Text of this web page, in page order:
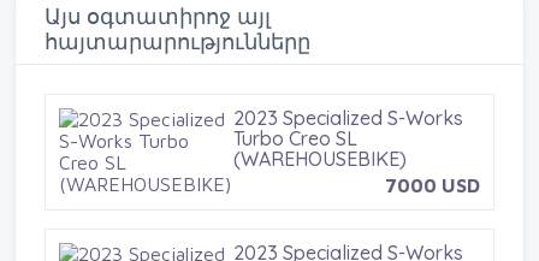
o
k
r
e
s
Այս օգտատիրոջ այլ
հայտարարությունները
2023 Specialized S-Works
Turbo Creo SL
(WAREHOUSEBIKE)
7000 USD
2023 Specialized S-Works